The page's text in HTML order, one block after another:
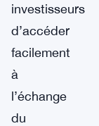
investisseurs
d’accéder
facilement
à
l’échange
du